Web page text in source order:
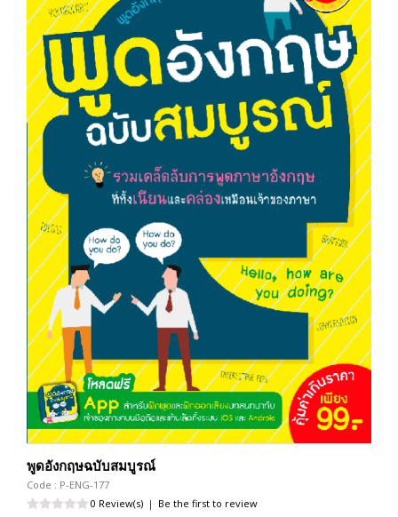
พูดอังกฤษฉบับสมบูรณ์
Code : P-ENG-177
0 Review(s) | Be the first to review